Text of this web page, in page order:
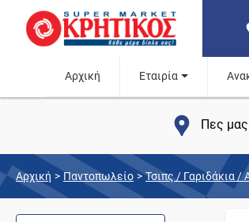
Αρχική Εταιρία
Πες
Αρχική > Παντοπωλείο > Τσιπς / Γαριδάκια /